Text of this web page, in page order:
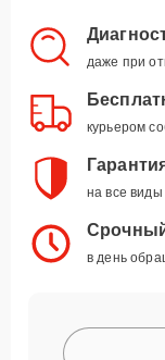
даже при
курьером
на все виды
в день